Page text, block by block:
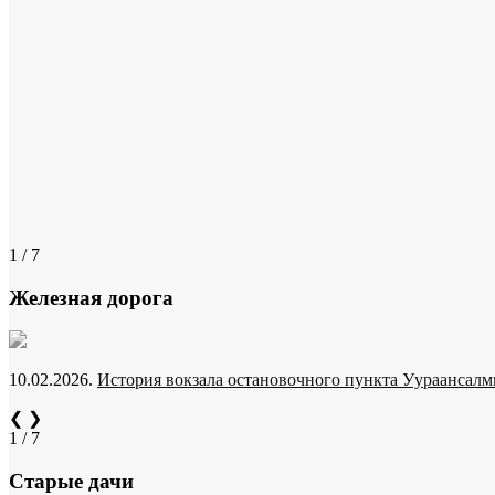
1 / 7
Железная дорога
10.02.2026. История вокзала остановочного пункта
❮ ❯
1 / 7
Старые дачи